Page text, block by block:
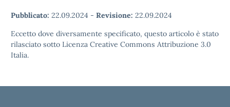
Pubblicato: 22.09.2024 - Revisione: 22.09.2024
Eccetto dove diversamente specificato, questo articolo è stato
rilasciato sotto Licenza Creative Commons Attribuzione 3.0
Italia.